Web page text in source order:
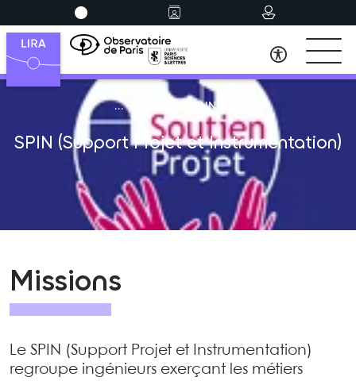
PÔLE TECHNIQUE
SPIN (Support Projet et Instrumentation)
Missions
Le SPIN (Support Projet et Instrumentation)
regroupe ingénieurs exerçant les métiers